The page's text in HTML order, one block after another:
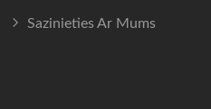
Sazinieties Ar Mums